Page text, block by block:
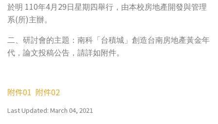
於明 110年4月 29 日星期四舉行，由本校房地產開發與管理
系(所)主辦。
二、研討會的主題：南科「台積城」創造台南房地產黃金年
代，論文投稿公告，請詳如附件。
附件01 附件02
Last Updated: March 04, 2021